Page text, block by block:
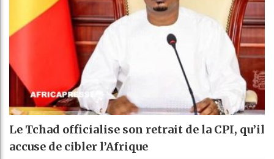
Le Tchad officialise son retrait de la CPI, qu’il
accuse de cibler l’Afrique